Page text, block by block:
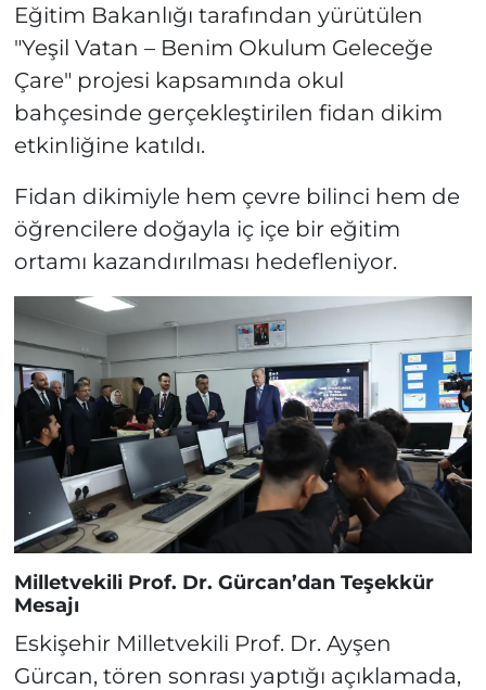
Eğitim Bakanlığı tarafından yürütülen
"Yeşil Vatan – Benim Okulum Geleceğe
Çare" projesi kapsamında okul
bahçesinde gerçekleştirilen fidan dikim
etkinliğine katıldı.
Fidan dikimiyle hem çevre bilinci hem de
öğrencilere doğayla iç içe bir eğitim
ortamı kazandırılması hedefleniyor.
Milletvekili Prof. Dr. Gürcan’dan Teşekkür
Mesajı
Eskişehir Milletvekili Prof. Dr. Ayşen
Gürcan, tören sonrası yaptığı açıklamada,